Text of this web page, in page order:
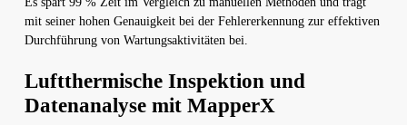
mit seiner hohen Genauigkeit bei der Fehlererkennung zur effektiven
Durchführung von Wartungsaktivitäten bei.
Luftthermische Inspektion und
Datenanalyse mit MapperX